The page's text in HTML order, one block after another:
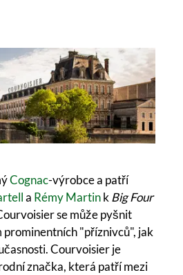
Cognac-výrobce a patří
a Rémy MartinkBig Four
se může pyšnit
prominentních "příznivců", jak
Courvoisier je
značka, která patří mezi